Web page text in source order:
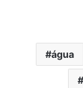
água